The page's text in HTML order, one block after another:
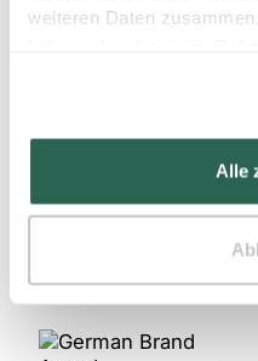
weiteren Daten
Alle
"...most of the
Exhibit Design
"commendable"
"highly functional."